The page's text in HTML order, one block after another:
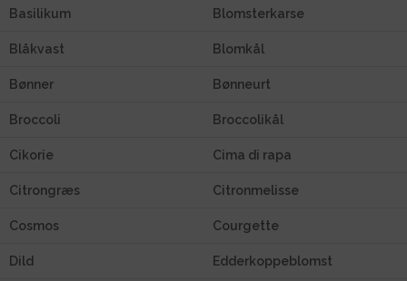
Basilikum Blomsterkarse
Blåkvast Blomkål
Bønner Bønneurt
Broccoli Broccolikål
Cikorie Cima di rapa
Citrongræs Citronmelisse
Cosmos Courgette
Dild Edderkoppeblomst